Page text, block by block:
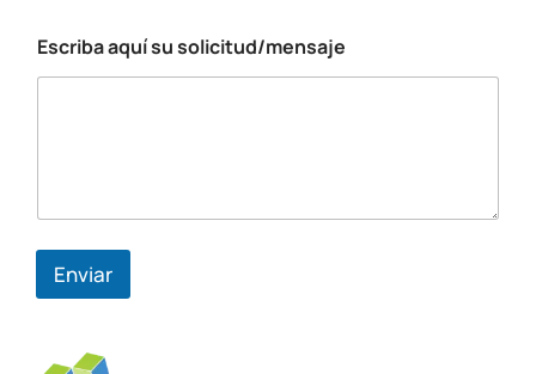
e
l
a
u
Escriba aquí su solicitud/mensaje
Enviar